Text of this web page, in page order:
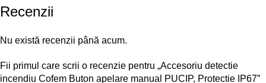
Recenzii
Nu există recenzii până acum.
Fii primul care scrii o recenzie pentru „Accesoriu detectie
incendiu Cofem Buton apelare manual PUCIP, Protectie IP67”